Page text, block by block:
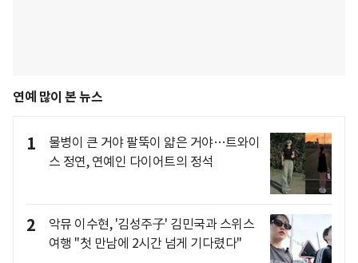
연예 많이 본 뉴스
1
물병이 큰 거야 팔뚝이 얇은 거야…트와이
스 정연, 연예인 다이어트의 정석
2
악뮤 이수현, '김성주子' 김민국과 스위스
여행 "첫 만남에 2시간 넘게 기다렸다"